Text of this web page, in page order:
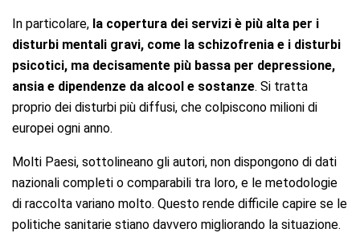
In particolare, la copertura dei servizi è più alta per i
disturbi mentali gravi, come la schizofrenia e i disturbi
psicotici, ma decisamente più bassa per depressione,
ansia e dipendenze da alcool e sostanze. Si tratta
proprio dei disturbi più diffusi, che colpiscono milioni di
europei ogni anno.
Molti Paesi, sottolineano gli autori, non dispongono di dati
nazionali completi o comparabili tra loro, e le metodologie
di raccolta variano molto. Questo rende difficile capire se le
politiche sanitarie stiano davvero migliorando la situazione.